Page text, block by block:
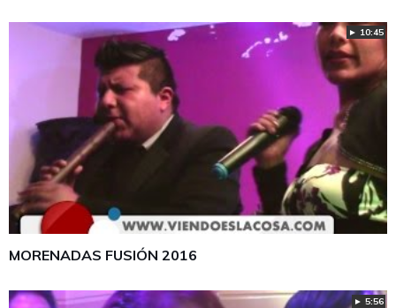
► 10:45
MORENADAS FUSIÓN 2016
► 5:56